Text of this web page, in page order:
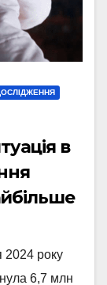
в
року
6,7 млн